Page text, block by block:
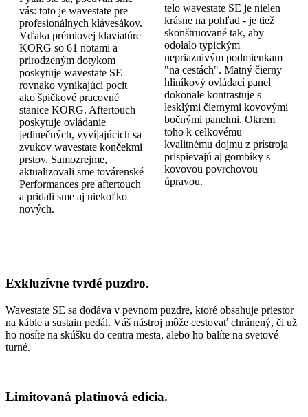
vás: toto je wavestate pre
profesionálnych klávesákov.
Vďaka prémiovej klaviatúre
KORG so 61 notami a
prirodzeným dotykom
poskytuje wavestate SE
rovnako vynikajúci pocit
ako špičkové pracovné
stanice KORG. Aftertouch
poskytuje ovládanie
jedinečných, vyvíjajúcich sa
zvukov wavestate končekmi
prstov. Samozrejme,
aktualizovali sme továrenské
Performances pre aftertouch
a pridali sme aj niekoľko
nových.
telo wavestate SE je nielen
krásne na pohľad - je tiež
skonštruované tak, aby
odolalo typickým
nepriaznivým podmienkam
"na cestách". Matný čierny
hliníkový ovládací panel
dokonale kontrastuje s
lesklými čiernymi kovovými
bočnými panelmi. Okrem
toho k celkovému
kvalitnému dojmu z prístroja
prispievajú aj gombíky s
kovovou povrchovou
úpravou.
Exkluzívne tvrdé puzdro.
Wavestate SE sa dodáva v pevnom puzdre, ktoré obsahuje priestor
na káble a sustain pedál. Váš nástroj môže cestovať chránený, či už
ho nosíte na skúšku do centra mesta, alebo ho balíte na svetové
turné.
Limitovaná platinová edícia.